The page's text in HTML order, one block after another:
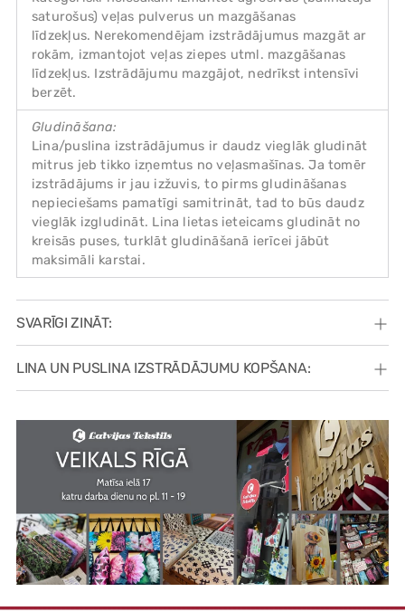
saturošus) veļas pulverus un mazgāšanas
līdzekļus. Nerekomendējam izstrādājumus mazgāt ar
rokām, izmantojot veļas ziepes utml. mazgāšanas
līdzekļus. Izstrādājumu mazgājot, nedrīkst intensīvi
berzēt.
Gludināšana:
Lina/puslina izstrādājumus ir daudz vieglāk gludināt
mitrus jeb tikko izņemtus no veļasmašīnas. Ja tomēr
izstrādājums ir jau izžuvis, to pirms gludināšanas
nepieciešams pamatīgi samitrināt, tad to būs daudz
vieglāk izgludināt. Lina lietas ieteicams gludināt no
kreisās puses, turklāt gludināšanā ierīcei jābūt
maksimāli karstai.
SVARĪGI ZINĀT:
LINA UN PUSLINA IZSTRĀDĀJUMU KOPŠANA: